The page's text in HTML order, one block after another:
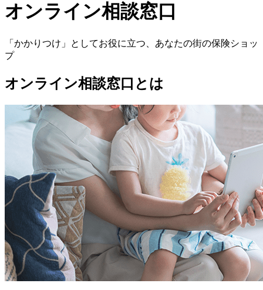
オンライン相談窓口
「かかりつけ」としてお役に立つ、あなたの街の保険ショッ
プ
オンライン相談窓口とは